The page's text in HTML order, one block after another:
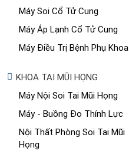
Máy Soi Cổ Tử Cung
Máy Áp Lạnh Cổ Tử Cung
Máy Điều Trị Bệnh Phụ Khoa
KHOA TAI MŨI HỌNG
Máy Nội Soi Tai Mũi Họng
Máy - Buồng Đo Thính Lực
Nội Thất Phòng Soi Tai Mũi
Họng